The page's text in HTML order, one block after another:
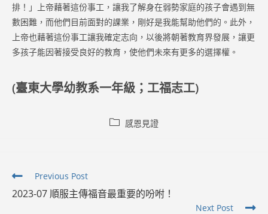
排！」上帝藉著這份事工，讓我了解身在弱勢家庭的孩子會遇到無
數困難，而他們目前面對的課業，剛好是我能幫助他們的。此外，
上帝也藉著這份事工讓我確定志向，以後將朝著教育界發展，讓更
多孩子能因著接受良好的教育，使他們未來有更多的選擇權。
(臺東大學幼教系一年級；工福志工)
Post 感恩見證
Read
articles
Previous Post
2023-07 順服主傳福音最重要的吩咐！
Next Post